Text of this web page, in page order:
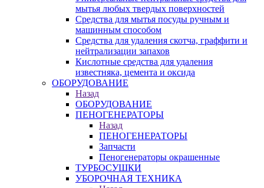
мытья любых твердых поверхностей
Средства для мытья посуды ручным и
машинным способом
Средства для удаления скотча, граффити и
нейтрализации запахов
Кислотные средства для удаления
известняка, цемента и оксида
ОБОРУДОВАНИЕ
Назад
ОБОРУДОВАНИЕ
ПЕНОГЕНЕРАТОРЫ
Назад
ПЕНОГЕНЕРАТОРЫ
Запчасти
Пеногенераторы окрашенные
ТУРБОСУШКИ
УБОРОЧНАЯ ТЕХНИКА